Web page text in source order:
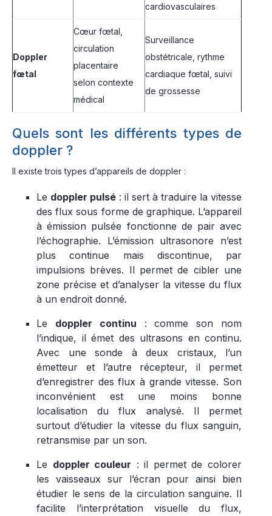
cardiovasculaires
Doppler
fœtal
Cœur fœtal,
circulation
placentaire
selon contexte
médical
Surveillance
obstétricale, rythme
cardiaque fœtal, suivi
de grossesse
Quels sont les différents types de
doppler ?
Il existe trois types d’appareils de doppler :
Le doppler pulsé : il sert à traduire la vitesse
des flux sous forme de graphique. L’appareil
à émission pulsée fonctionne de pair avec
l’échographie. L’émission ultrasonore n’est
plus continue mais discontinue, par
impulsions brèves. Il permet de cibler une
zone précise et d’analyser la vitesse du flux
à un endroit donné.
Le doppler continu : comme son nom
l’indique, il émet des ultrasons en continu.
Avec une sonde à deux cristaux, l’un
émetteur et l’autre récepteur, il permet
d’enregistrer des flux à grande vitesse. Son
inconvénient est une moins bonne
localisation du flux analysé. Il permet
surtout d’étudier la vitesse du flux sanguin,
retransmise par un son.
Le doppler couleur : il permet de colorer
les vaisseaux sur l’écran pour ainsi bien
étudier le sens de la circulation sanguine. Il
facilite l’interprétation visuelle du flux,